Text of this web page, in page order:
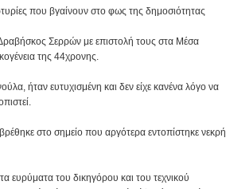
που βγαίνουν στο φως της δημοσιότητας
Δραβήσκος Σερρών με επιστολή τους στα Μέσα
της 44χρονης.
ήταν ευτυχισμένη και δεν είχε κανένα λόγο να
στο σημείο που αργότερα εντοπίστηκε νεκρή
ευρύματα του δικηγόρου και του τεχνικού